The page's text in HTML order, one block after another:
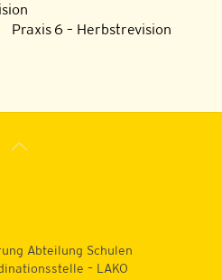
Praxis 6 – Herbstrevision
Back
Abteilung Schulen
– LAKO